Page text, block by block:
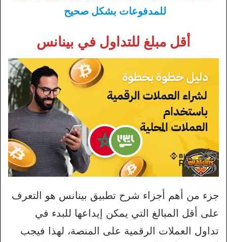
للمدفوعات بشكل صحيح
أقل مبلغ للتداول في بينانس
جزء من أهم أجزاء شرح تطبيق بينانس هو التعرف
على أقل المبالغ التي يمكن إيداعها للبدء في
تداول العملات الرقمية على المنصة، لهذا فيجب